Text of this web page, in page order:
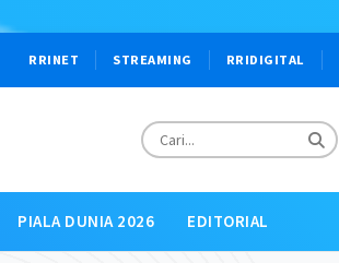
RRINET STREAMING RRIDIGITAL
PIALA DUNIA 2026 EDITORIAL